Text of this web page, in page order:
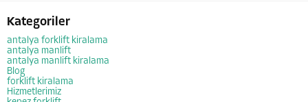
Kategoriler
antalya forklift kiralama
antalya manlift
antalya manlift kiralama
Blog
forklift kiralama
Hizmetlerimiz